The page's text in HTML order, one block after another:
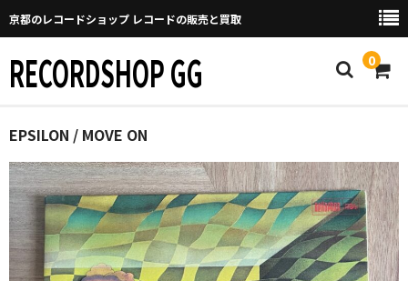
京都のレコードショップ レコードの販売と買取
RECORDSHOP GG 0
Home
マイページ
GGについて
買取について
EPSILON / MOVE ON